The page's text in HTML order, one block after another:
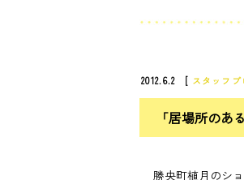
2012.6.2 [ スタッフブ
「居場所の
勝央町植月のシ